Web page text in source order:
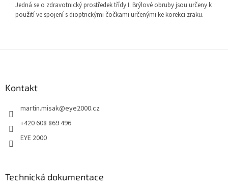
Jedná se o zdravotnický prostředek třídy I. Brýlové obruby jsou určeny k
použití ve spojení s dioptrickými čočkami určenými ke korekci zraku.
Kontakt
martin.misak@eye2000.cz
+420 608 869 496
EYE 2000
Technická dokumentace